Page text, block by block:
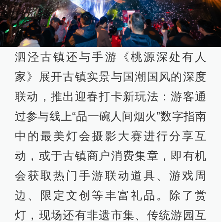
泗泾古镇还与手游《桃源深处有人
家》展开古镇实景与国潮国风的深度
联动，推出迎春打卡新玩法：游客通
过参与线上“品一碗人间烟火”数字指南
中的最美灯会摄影大赛进行分享互
动，或于古镇商户消费集章，即有机
会获取热门手游联动道具、游戏周
边、限定文创等丰富礼品。除了赏
灯，现场还有非遗市集、传统游园互